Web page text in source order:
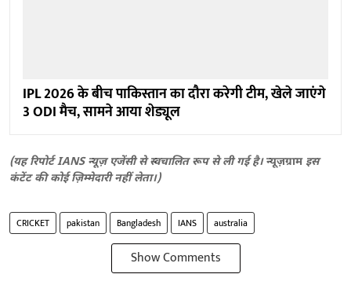
IPL 2026 के बीच पाकिस्तान का दौरा करेगी टीम, खेले जाएंगे
3 ODI मैच, सामने आया शेड्यूल
(यह रिपोर्ट IANS न्यूज़ एजेंसी से स्वचालित रूप से ली गई है।न्यूज़ग्राम इस
कंटेंट की कोई ज़िम्मेदारी नहीं लेता।)
CRICKET pakistan Bangladesh IANS australia
Show Comments